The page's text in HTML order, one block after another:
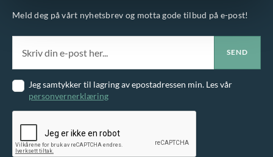
Meld deg på vårt nyhetsbrev og motta gode tilbud på e-post!
Jeg samtykker til lagring av epostadressen min. Les vår
personvernerklæring